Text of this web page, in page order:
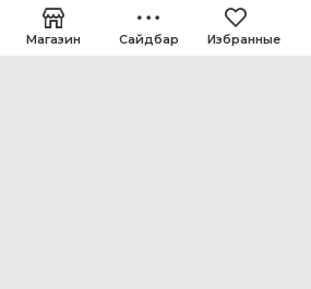
Магазин Сайдбар Избранные